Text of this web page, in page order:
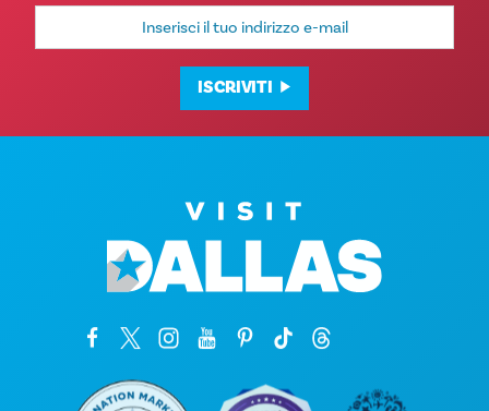
Indirizzo
mail
ISCRIVITI